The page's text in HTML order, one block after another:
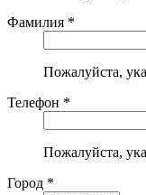
Фамилия *
Пожалуйста,
Телефон *
Пожалуйста,
Город *